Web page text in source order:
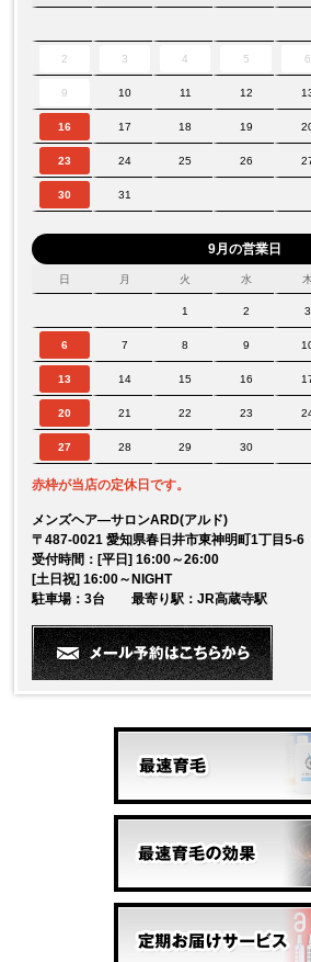
2 3 4 5 6
9 10 11 12
16 17 18 19
23 24 25 26
30 31
9月の営業日
日 月 火 水 木
1 2 3
6 7 8 9
13 14 15 16
20 21 22 23
27 28 29 30
赤枠が当店の定休日です。
メンズヘア―サロンARD(アルド)
〒487-0021 愛知県春日井市東神明町1丁目5-6
受付時間：[平日] 16:00～26:00
[土日祝] 16:00～NIGHT
駐車場：3台 最寄り駅：JR高蔵寺駅